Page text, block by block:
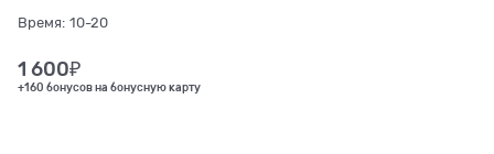
Время: 10-20
1 600₽
+160 бонусов на бонусную карту